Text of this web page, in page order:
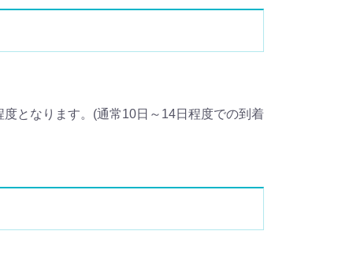
となります。(通常10日～14日程度での到着